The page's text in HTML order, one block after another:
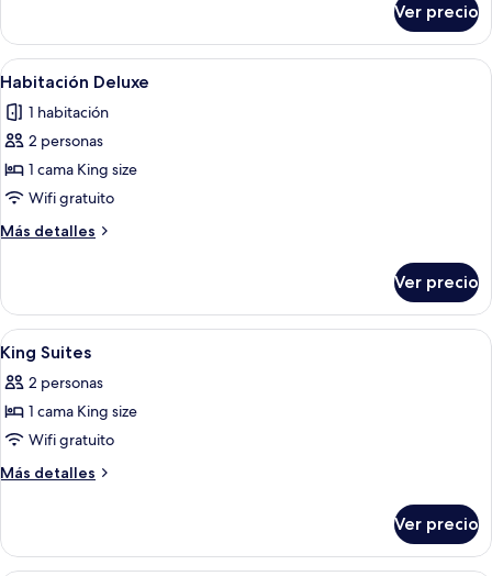
cama
Queen
size
(Queen)
doble
Deluxe,
1
Queen
size
Ver precio
Abrir
todas
las
fotos
de
Habitación
Deluxe
Una habitación de hotel con una
7
Habitación Deluxe
1 habitación
2 personas
1 cama King size
Wifi gratuito
Más detalles
Más
Deluxe
Ver precio
Abrir
todas
las
fotos
de
King
Habitación de hotel con cama, dos
8
King Suites
2 personas
1 cama King size
Wifi gratuito
Más detalles
Más
Suites
Ver precio